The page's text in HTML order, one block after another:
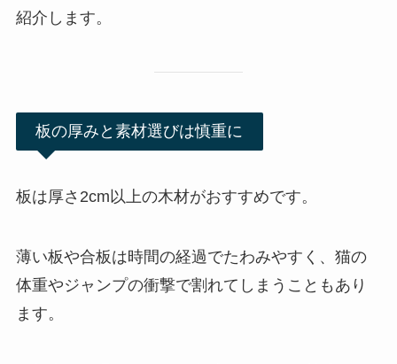
紹介します。
板の厚みと素材選びは慎重に
板は厚さ2cm以上の木材がおすすめです。
薄い板や合板は時間の経過でたわみやすく、猫の
体重やジャンプの衝撃で割れてしまうこともあり
ます。